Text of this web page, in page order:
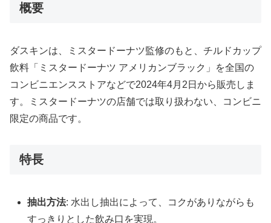
概要
ダスキンは、ミスタードーナツ監修のもと、チルドカップ
飲料「ミスタードーナツ アメリカンブラック」を全国の
コンビニエンスストアなどで2024年4月2日から販売しま
す。ミスタードーナツの店舗では取り扱わない、コンビニ
限定の商品です。
特長
抽出方法: 水出し抽出によって、コクがありながらも
すっきりとした飲み口を実現。